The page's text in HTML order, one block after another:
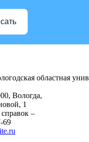
областная
Вологда,
1
–
69